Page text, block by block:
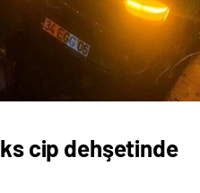
cip dehşetinde